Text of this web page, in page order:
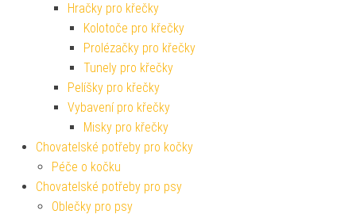
Hračky pro křečky
Kolotoče pro křečky
Prolézačky pro křečky
Tunely pro křečky
Pelíšky pro křečky
Vybavení pro křečky
Misky pro křečky
Chovatelské potřeby pro kočky
Péče o kočku
Chovatelské potřeby pro psy
Oblečky pro psy